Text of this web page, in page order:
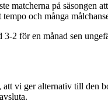
matcherna på säsongen
och många
2 för en månad sen
vi ger alternativ till den